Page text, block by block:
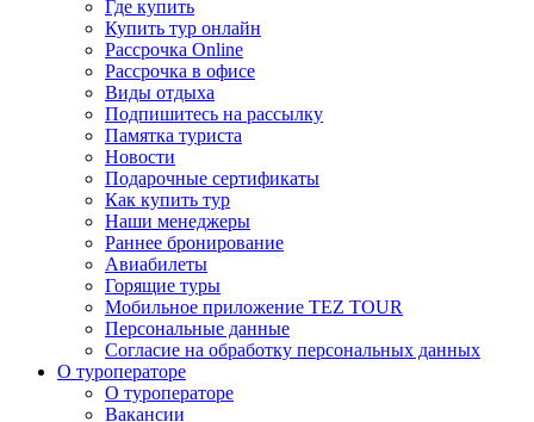
Где купить
Купить тур онлайн
Рассрочка Online
Рассрочка в офисе
Виды отдыха
Подпишитесь на рассылку
Памятка туриста
Новости
Подарочные сертификаты
Как купить тур
Наши менеджеры
Раннее бронирование
Авиабилеты
Горящие туры
Мобильное приложение TEZ TOUR
Персональные данные
Согласие на обработку персональных данных
О туроператоре
О туроператоре
Вакансии